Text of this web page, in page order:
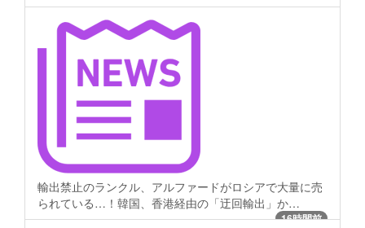
輸出禁止のランクル、アルファードがロシアで大量に売
られている…！韓国、香港経由の「迂回輸出」か…
16時間前